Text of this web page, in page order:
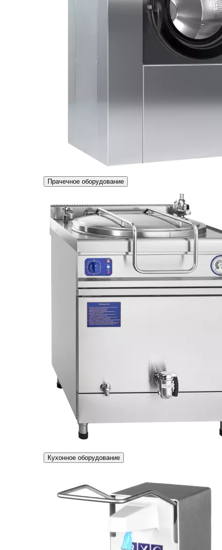
Прачечное оборудование
Кухонное оборудование